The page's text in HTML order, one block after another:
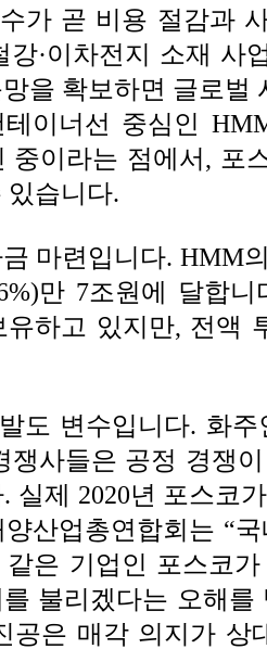
가 곧 비용 절감과
강·이차전지 소재 사
을 확보하면 글로벌
테이너선 중심인
중이라는 점에서, 포
있습니다.
마련입니다. HMM
만 7조원에 달합
유하고 있지만, 전액
도 변수입니다. 화
쟁사들은 공정 경쟁
실제 2020년 포스코
산업총연합회는 “
은 기업인 포스코
불리겠다는 오해를
공은 매각 의지가 상